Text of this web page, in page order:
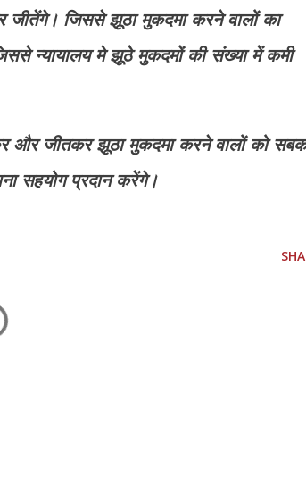
जिससे झूठा मुकदमा करने वालों का
न्यायालय मे झूठे मुकदमों की संख्या में कमी
जीतकर झूठा मुकदमा करने वालों को सबक
सहयोग प्रदान करेंगे।